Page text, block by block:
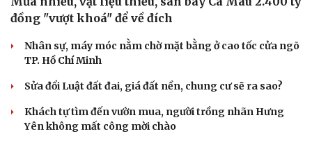
đồng "vượt khoá" để về đích
Nhân sự, máy móc nằm chờ mặt bằng ở cao tốc cửa ngõ
TP. Hồ Chí Minh
Sửa đổi Luật đất đai, giá đất nền, chung cư sẽ ra sao?
Khách tự tìm đến vườn mua, người trồng nhãn Hưng
Yên không mất công mời chào